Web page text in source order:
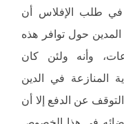
طلب الإفلاس أن
حول توافر هذه
وأنه ولئن كان
المنازعة في الدين
عن الدفع إلا أن